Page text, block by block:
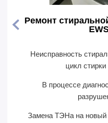
Ремонт
Неисправность
цикл стирки
В процессе
Замена ТЭНа на новый